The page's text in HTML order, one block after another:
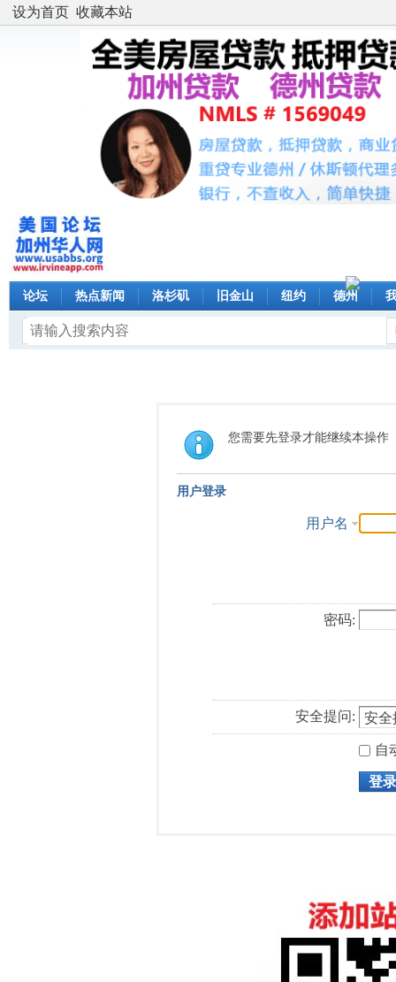
设为首页 收藏本站
论坛 热点新闻 洛杉矶 旧金山 纽约 德州
您需要先登录才能继续本操作
用户登录
用户名
密码:
安全提问:
自
登录